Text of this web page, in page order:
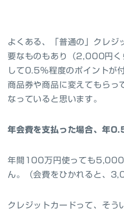
よくある、 「普通の」クレジ
要なものもあり（2,000円く
して0.5%程度のポイントが
商品券や商品に変えてもらっ
なっていると思います。
年会費を支払った場合、年
年間100万円使っても5,000
ん。（会費をひかれると、
クレジットカードって、そう